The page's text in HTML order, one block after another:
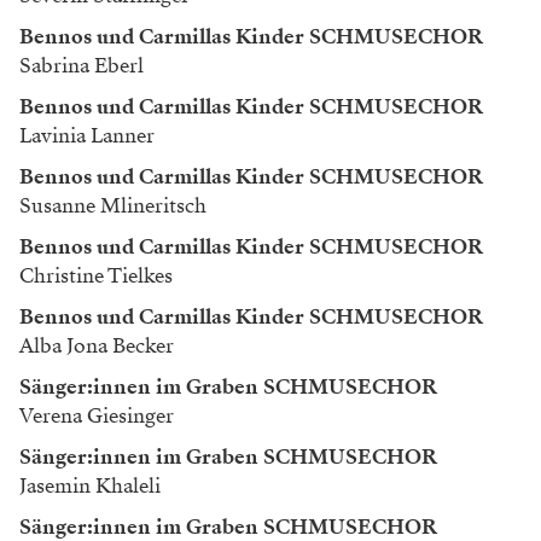
Bennos und Carmillas Kinder SCHMUSECHOR
Sabrina Eberl
Bennos und Carmillas Kinder SCHMUSECHOR
Lavinia Lanner
Bennos und Carmillas Kinder SCHMUSECHOR
Susanne Mlineritsch
Bennos und Carmillas Kinder SCHMUSECHOR
Christine Tielkes
Bennos und Carmillas Kinder SCHMUSECHOR
Alba Jona Becker
Sänger:innen im Graben SCHMUSECHOR
Verena Giesinger
Sänger:innen im Graben SCHMUSECHOR
Jasemin Khaleli
Sänger:innen im Graben SCHMUSECHOR